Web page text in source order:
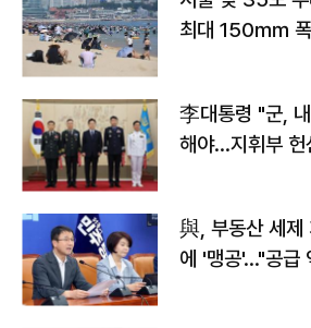
최대 150㎜
李대통령 "군,
해야…지휘부 헌
與, 부동산 세제
에 '맹공'…"공급